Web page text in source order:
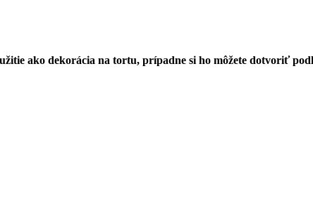
ako dekorácia na tortu, prípadne si ho môžete dotvoriť